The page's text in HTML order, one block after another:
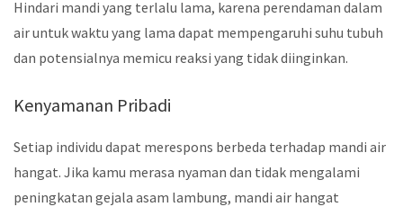
Hindari mandi yang terlalu lama, karena perendaman dalam
air untuk waktu yang lama dapat mempengaruhi suhu tubuh
dan potensialnya memicu reaksi yang tidak diinginkan.
Kenyamanan Pribadi
Setiap individu dapat merespons berbeda terhadap mandi air
hangat. Jika kamu merasa nyaman dan tidak mengalami
peningkatan gejala asam lambung, mandi air hangat